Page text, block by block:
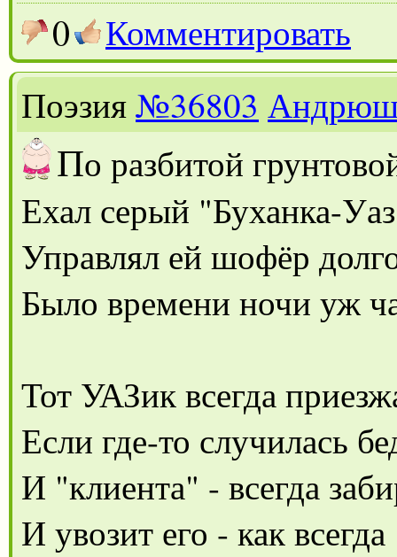
0
Комментировать
Поэзия№36803
По разбитой
Ехал серый "Буханка-
Управлял ей шофёр
Было времени ночи уж
Тот УАЗик всегда
Если где-то случилась
И "клиента" - всегда
И увозит его - как всегда